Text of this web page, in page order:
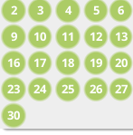
2
3 4 5 6
9
10 11 12 13
16
17 18 19 20
23
24 25 26 27
30